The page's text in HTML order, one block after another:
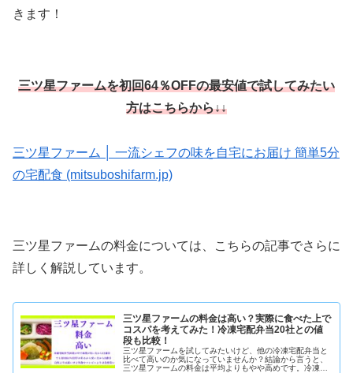
きます！
三ツ星ファームを初回64％OFFの最安値で試してみたい
方はこちらから↓↓
三ツ星ファーム │ 一流シェフの味を自宅にお届け 簡単5分
の宅配食 (mitsuboshifarm.jp)
三ツ星ファームの料金については、こちらの記事でさらに
詳しく解説しています。
三ツ星ファームの料金は高い？実際に食べた上で
コスパを考えてみた！冷凍宅配弁当20社との値
段も比較！
三ツ星ファームを試してみたいけど、他の冷凍宅配弁当と
比べて高いのか気になっていませんか？結論から言うと、
三ツ星ファームの料金は平均よりもやや高めです。冷凍宅